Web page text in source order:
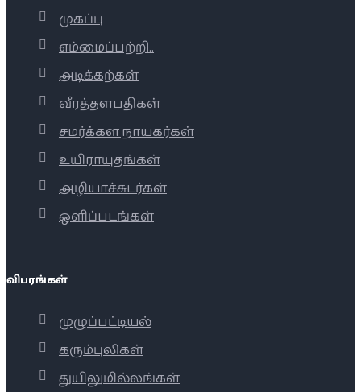
முகப்பு
எம்மைப்பற்றி..
அடிக்கற்கள்
வீரத்தளபதிகள்
சமர்க்கள நாயகர்கள்
உயிராயுதங்கள்
அழியாச்சுடர்கள்
ஒளிப்படங்கள்
விபரங்கள்
முழுப்பட்டியல்
கரும்புலிகள்
துயிலுமில்லங்கள்